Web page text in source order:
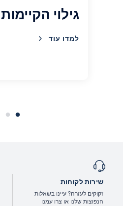
גילוי הקיימות
למדו עוד
שירות לקוחות
זקוקים לעזרה? עיינו בשאלות
הנפוצות שלנו או צרו עמנו